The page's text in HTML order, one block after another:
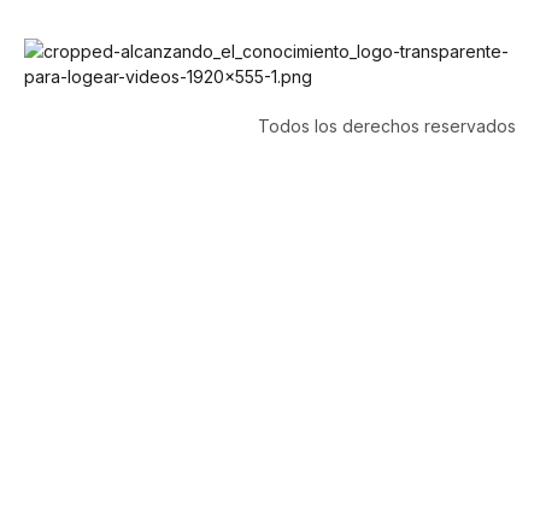
Todos los derechos reservados